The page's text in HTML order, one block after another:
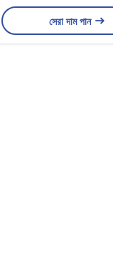
অ্যালুমিনিয়াম
সেরা দাম পান